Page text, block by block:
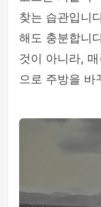
찾는 습관입니
해도 충분합니
것이 아니라,
으로 주방을 바